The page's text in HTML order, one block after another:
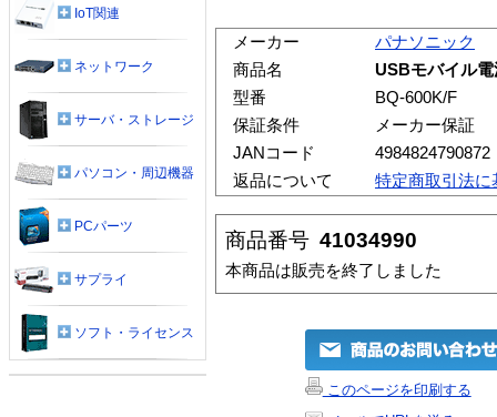
メーカー
パナソニック
商品名
USBモバイル
型番
BQ-600K/F
保証条件
メーカー保証
JANコード
4984824790872
返品について
特定商取引法に
商品番号 41034990
本商品は販売を終了しました
このページを印刷する
IoT関連
ネットワーク
サーバ・ストレージ
パソコン・周辺機器
PCパーツ
サプライ
ソフト・ライセンス